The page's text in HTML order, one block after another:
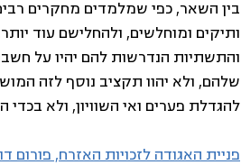
בין השאר, כפי שמלמדים מחקרים
ותיקים ומוחלשים, ולהחלישם עוד
והתשתיות הנדרשות להם יהיו על
שלהם, ולא יהוו תקציב נוסף לזה
להגדלת פערים ואי השוויון, ולא
פניית האגודה לזכויות האזרח, פורום